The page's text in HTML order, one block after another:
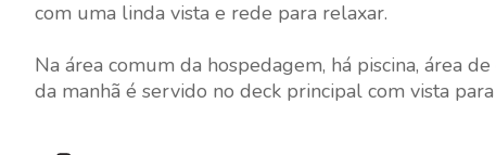
com uma linda vista e rede para relaxar.
Na área comum da hospedagem, há piscina, área
da manhã é servido no deck principal com vista